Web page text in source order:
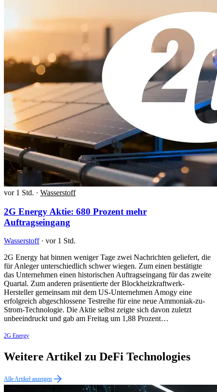
vor 1 Std. · Wasserstoff
2G Energy Aktie: 680 Prozent mehr
Auftragseingang
Wasserstoff · vor 1 Std.
2G Energy hat binnen weniger Tage zwei Nachrichten geliefert, die
für Anleger unterschiedlich schwer wiegen. Zum einen bestätigte
das Unternehmen einen historischen Auftragseingang für das zweite
Quartal. Zum anderen präsentierte der Blockheizkraftwerk-
Hersteller gemeinsam mit dem US-Unternehmen Amogy eine
erfolgreich abgeschlossene Testreihe für eine neue Ammoniak-zu-
Strom-Technologie. Die Aktie selbst zeigte sich davon zuletzt
unbeeindruckt und gab am Freitag um 1,88 Prozent…
2G Energy
Weitere Artikel zu DeFi Technologies
Alle Artikel anzeigen